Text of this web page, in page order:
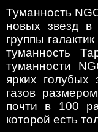
Туманность
новых звезд в
группы
туманность
туманности
ярких голубых
газов
почти в 100
которой есть